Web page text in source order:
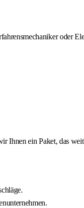
oder
Ihnen ein Paket, das